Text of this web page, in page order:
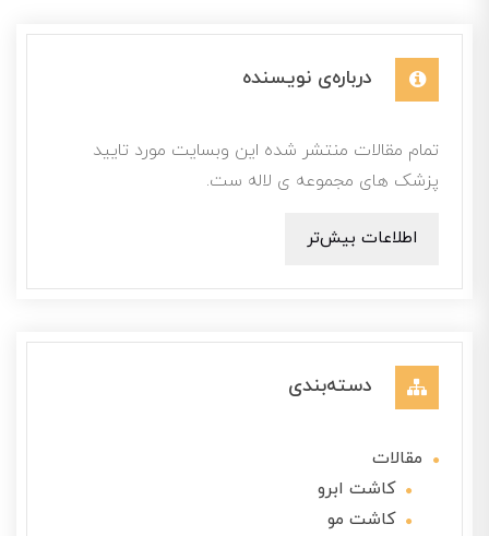
درباره‌ی نویسنده
تمام مقالات منتشر شده این وبسایت مورد تایید
پزشک های مجموعه ی لاله ست.
اطلاعات بیش‌تر
دسته‌بندی
مقالات
کاشت ابرو
کاشت مو